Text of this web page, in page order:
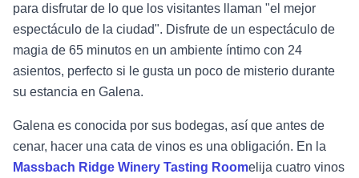
para disfrutar de lo que los visitantes llaman "el mejor
espectáculo de la ciudad". Disfrute de un espectáculo de
magia de 65 minutos en un ambiente íntimo con 24
asientos, perfecto si le gusta un poco de misterio durante
su estancia en Galena.
Galena es conocida por sus bodegas, así que antes de
cenar, hacer una cata de vinos es una obligación. En la
Massbach Ridge Winery Tasting Roomelija cuatro vinos